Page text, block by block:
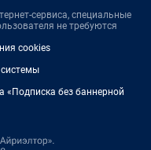
сервиса, специальные
не требуются
cookies
«Подписка без баннерной